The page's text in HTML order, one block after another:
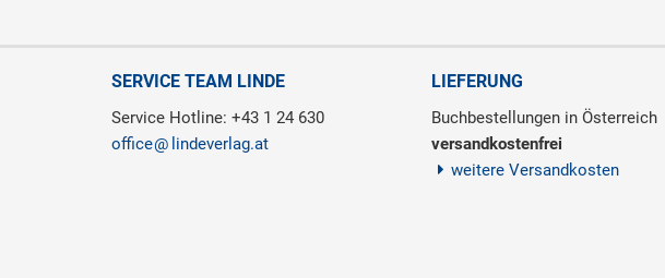
SERVICE TEAM LINDE
Service Hotline: +43 1 24 630
office
lindeverlag.at
LIEFERUNG
Buchbestellungen in Österreich
versandkostenfrei
weitere Versandkosten